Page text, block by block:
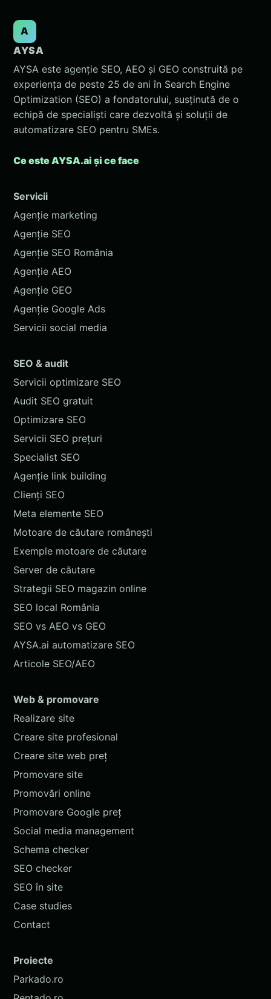
A
AYSA
AYSA este agenție SEO, AEO și GEO construită pe
experiența de peste 25 de ani în Search Engine
Optimization (SEO) a fondatorului, susținută de o
echipă de specialiști care dezvoltă și soluții de
automatizare SEO pentru SMEs.
Ce este AYSA.ai și ce face
Servicii
Agenție marketing
Agenție SEO
Agenție SEO România
Agenție AEO
Agenție GEO
Agenție Google Ads
Servicii social media
SEO & audit
Servicii optimizare SEO
Audit SEO gratuit
Optimizare SEO
Servicii SEO prețuri
Specialist SEO
Agenție link building
Clienți SEO
Meta elemente SEO
Motoare de căutare românești
Exemple motoare de căutare
Server de căutare
Strategii SEO magazin online
SEO local România
SEO vs AEO vs GEO
AYSA.ai automatizare SEO
Articole SEO/AEO
Web & promovare
Realizare site
Creare site profesional
Creare site web preț
Promovare site
Promovări online
Promovare Google preț
Social media management
Schema checker
SEO checker
SEO în site
Case studies
Contact
Proiecte
Parkado.ro